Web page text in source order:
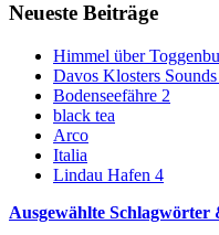
Neueste Beiträge
Himmel über
Davos Klosters
Bodenseefähre 2
black tea
Arco
Italia
Lindau Hafen 4
Ausgewählte Schlagwörter